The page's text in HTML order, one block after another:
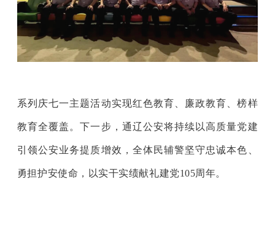
系列庆七一主题活动实现红色教育、廉政教育、榜样
教育全覆盖。下一步，通辽公安将持续以高质量党建
引领公安业务提质增效，全体民辅警坚守忠诚本色、
勇担护安使命，以实干实绩献礼建党105周年。